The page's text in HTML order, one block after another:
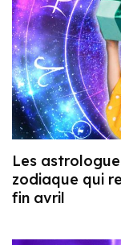
Les
zodiaque qui
fin avril